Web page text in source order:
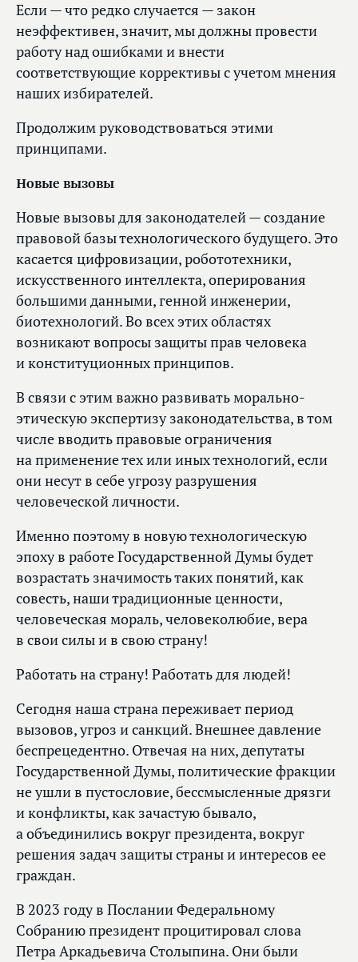
Если — что редко случается — закон
неэффективен, значит, мы должны провести
работу над ошибками и внести
соответствующие коррективы с учетом мнения
наших избирателей.
Продолжим руководствоваться этими
принципами.
Новые вызовы
Новые вызовы для законодателей — создание
правовой базы технологического будущего. Это
касается цифровизации, робототехники,
искусственного интеллекта, оперирования
большими данными, генной инженерии,
биотехнологий. Во всех этих областях
возникают вопросы защиты прав человека
и конституционных принципов.
В связи с этим важно развивать морально-
этическую экспертизу законодательства, в том
числе вводить правовые ограничения
на применение тех или иных технологий, если
они несут в себе угрозу разрушения
человеческой личности.
Именно поэтому в новую технологическую
эпоху в работе Государственной Думы будет
возрастать значимость таких понятий, как
совесть, наши традиционные ценности,
человеческая мораль, человеколюбие, вера
в свои силы и в свою страну!
Работать на страну! Работать для людей!
Сегодня наша страна переживает период
вызовов, угроз и санкций. Внешнее давление
беспрецедентно. Отвечая на них, депутаты
Государственной Думы, политические фракции
не ушли в пустословие, бессмысленные дрязги
и конфликты, как зачастую бывало,
а объединились вокруг президента, вокруг
решения задач защиты страны и интересов ее
граждан.
В 2023 году в Послании Федеральному
Собранию президент процитировал слова
Петра Аркадьевича Столыпина. Они были